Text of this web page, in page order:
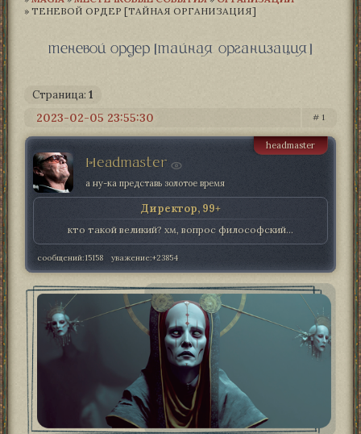
» ТЕНЕВОЙ ОРДЕР [ТАЙНАЯ ОРГАНИЗАЦИЯ]
теневой ордер [тайная организация]
Страница: 1
1
2023-02-05 23:55:30
Headmaster
headmaster
а ну-ка представь золотое время
Директор, 99+
кто такой великий? хм, вопрос философский...
сообщений:15158 уважение:+23854